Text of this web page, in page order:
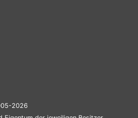
2026